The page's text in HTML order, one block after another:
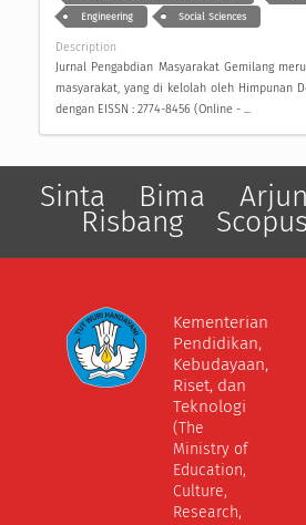
Engineering Social Sciences
Description
Jurnal Pengabdian Masyarakat Gemilang
masyarakat, yang di kelolah oleh Himpunan
dengan EISSN : 2774-8456 (Online - ...
Sinta Bima
Risbang Scopus
Kementerian
Pendidikan,
Kebudayaan,
Riset, dan
Teknologi
(The
Ministry of
Education,
Culture,
Research,